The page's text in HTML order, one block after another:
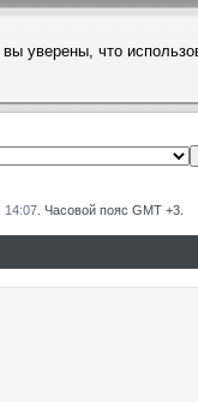
уверены, что
14:07 . Часовой пояс GMT +3.